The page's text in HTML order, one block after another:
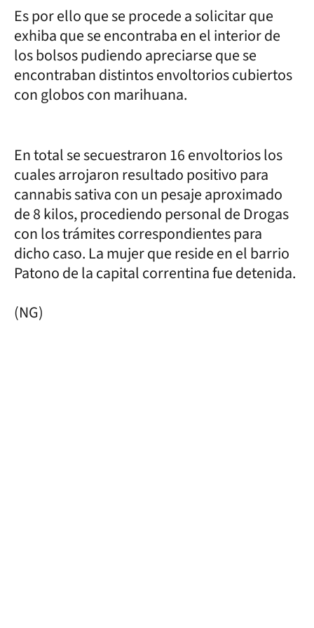
Es por ello que se procede a solicitar que
exhiba que se encontraba en el interior de
los bolsos pudiendo apreciarse que se
encontraban distintos envoltorios cubiertos
con globos con marihuana.
En total se secuestraron 16 envoltorios los
cuales arrojaron resultado positivo para
cannabis sativa con un pesaje aproximado
de 8 kilos, procediendo personal de Drogas
con los trámites correspondientes para
dicho caso. La mujer que reside en el barrio
Patono de la capital correntina fue detenida.
(NG)